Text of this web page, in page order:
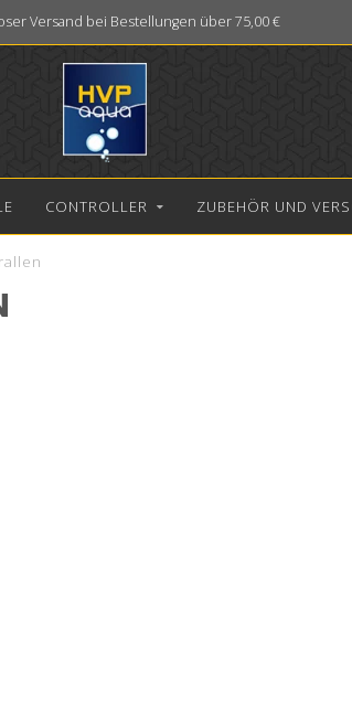
Versand bei Bestellungen über 75,00 €
CONTROLLER ZUBEHÖR UND